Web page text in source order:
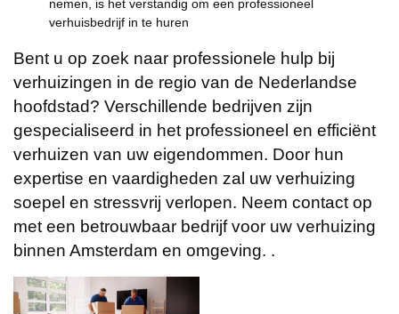
nemen, is het verstandig om een professioneel
verhuisbedrijf in te huren
Bent u op zoek naar professionele hulp bij
verhuizingen in de regio van de Nederlandse
hoofdstad? Verschillende bedrijven zijn
gespecialiseerd in het professioneel en efficiënt
verhuizen van uw eigendommen. Door hun
expertise en vaardigheden zal uw verhuizing
soepel en stressvrij verlopen. Neem contact op
met een betrouwbaar bedrijf voor uw verhuizing
binnen Amsterdam en omgeving. .